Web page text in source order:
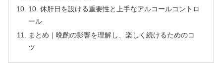
10. 休肝日を設ける重要性と上手なアルコールコントロ
ール
まとめ｜晩酌の影響を理解し、楽しく続けるためのコ
ツ